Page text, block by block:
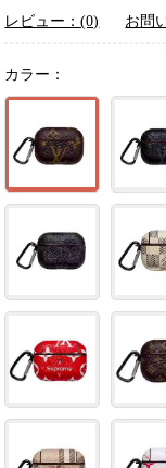
レビュー：(0) お問
カラー：